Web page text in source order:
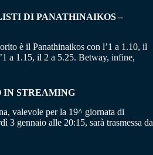
DI PANATHINAIKOS –
è il Panathinaikos con l’1 a 1.10, il
a 1.15, il 2 a 5.25. Betway, infine,
IN STREAMING
valevole per la 19^ giornata di
3 gennaio alle 20:15, sarà trasmessa da